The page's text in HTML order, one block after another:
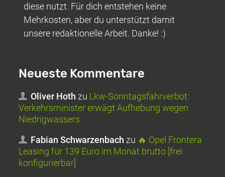
diese nutzt. Für dich entstehen keine
Mehrkosten, aber du unterstützt damit
unsere redaktionelle Arbeit. Danke! :)
Neueste Kommentare
Oliver Hoth zu Lkw-Sonntagsfahrverbot:
Verkehrsminister erwägt Aufhebung wegen
Niedrigwassers
Fabian Schwarzenbach zu 🔥 Opel Frontera
Leasing für 139 Euro im Monat brutto [frei
konfigurierbar]